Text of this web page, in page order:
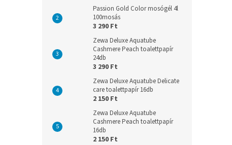
Passion Gold Color mosógél 4l
100mosás
3 290 Ft
Zewa Deluxe Aquatube
Cashmere Peach toalettpapír
24db
3 290 Ft
Zewa Deluxe Aquatube Delicate
care toalettpapír 16db
2 150 Ft
Zewa Deluxe Aquatube
Cashmere Peach toalettpapír
16db
2 150 Ft